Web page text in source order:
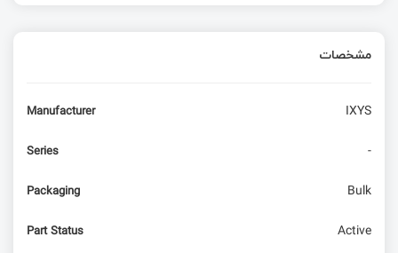
مشخصات
Manufacturer IXYS
Series -
Packaging Bulk
Part Status Active